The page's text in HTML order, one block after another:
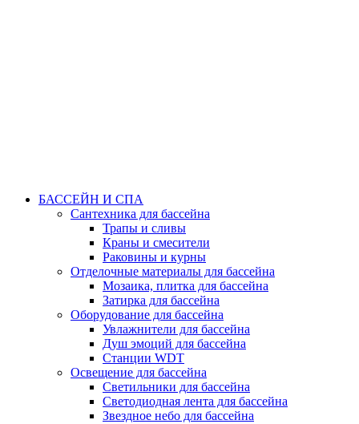
БАССЕЙН И СПА
Сантехника для бассейна
Трапы и сливы
Краны и смесители
Раковины и курны
Отделочные материалы для бассейна
Мозаика, плитка для бассейна
Затирка для бассейна
Оборудование для бассейна
Увлажнители для бассейна
Душ эмоций для бассейна
Станции WDT
Освещение для бассейна
Светильники для бассейна
Светодиодная лента для бассейна
Звездное небо для бассейна